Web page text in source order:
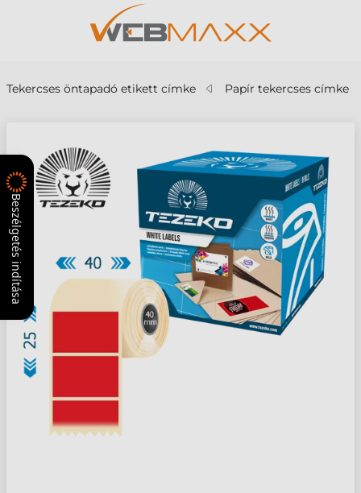
Tekercses öntapadó etikett címke Papír tekercses címke
Beszélgetés indítása